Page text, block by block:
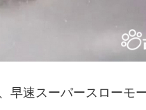
早速スーパースローモ